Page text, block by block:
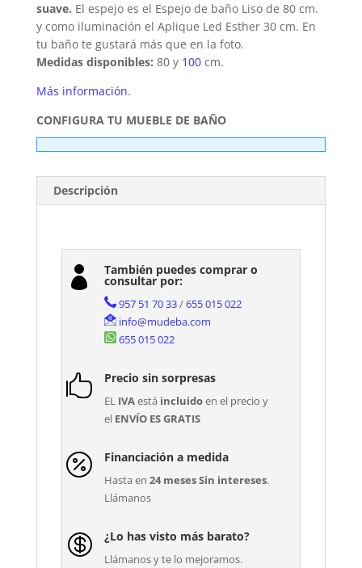
suave. El espejo es el Espejo de baño Liso de 80 cm.
y como iluminación el Aplique Led Esther 30 cm. En
tu baño te gustará más que en la foto.
Medidas disponibles: 80 y 100cm.
Más información.
CONFIGURA TU MUEBLE DE BAÑO
Descripción
 También puedes comprar o
consultar por:
957 51 70 33/655 015 022
info@mudeba.com
655 015 022
 Precio sin sorpresas
EL IVAestá incluidoen el precio y
el ENVÍO ES GRATIS
 Financiación a medida
Hasta en 24 meses Sin intereses.
Llámanos
 ¿Lo has visto más barato?
Llámanos y te lo mejoramos.